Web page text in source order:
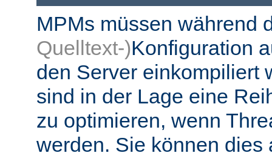
MPMs müssen während
Quelltext-)Konfiguration
den Server einkompiliert
sind in der Lage eine
zu optimieren, wenn
werden. Sie können dies